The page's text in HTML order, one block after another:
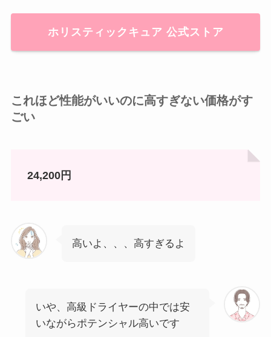
ホリスティックキュア 公式ストア
これほど性能がいいのに高すぎない価格がす
ごい
24,200円
高いよ、、、高すぎるよ
いや、高級ドライヤーの中では安
いながらポテンシャル高いです